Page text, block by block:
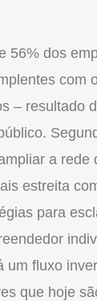
56% dos
com
– resultado
a rede
estreita
para
um fluxo
que hoje